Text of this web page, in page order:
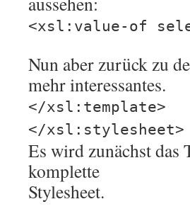
<xsl:value-of
Nun aber zurück zu
mehr interessantes.
</xsl:template>
</xsl:stylesheet>
Es wird zunächst das
komplette
Stylesheet.